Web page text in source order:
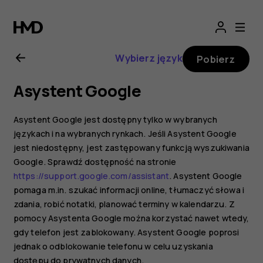
Nokia
X10
—
instrukcja
obsługi
Wybierz język Pobierz
Asystent Google
Asystent Google jest dostępny tylko w wybranych
językach i na wybranych rynkach. Jeśli Asystent Google
jest niedostępny, jest zastępowany funkcją wyszukiwania
Google. Sprawdź dostępność na stronie
https://support.google.com/assistant. Asystent Google
pomaga m.in. szukać informacji online, tłumaczyć słowa i
zdania, robić notatki, planować terminy w kalendarzu. Z
pomocy Asystenta Google można korzystać nawet wtedy,
gdy telefon jest zablokowany. Asystent Google poprosi
jednak o odblokowanie telefonu w celu uzyskania
dostępu do prywatnych danych.